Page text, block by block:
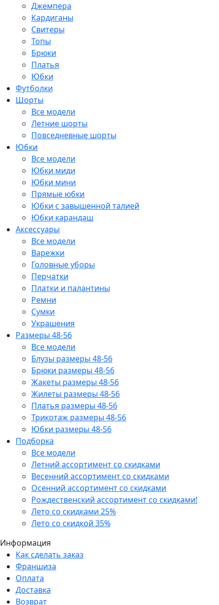
Джемпера
Кардиганы
Свитеры
Топы
Брюки
Платья
Юбки
Футболки
Шорты
Все модели
Летние шорты
Повседневные шорты
Юбки
Все модели
Юбки миди
Юбки мини
Прямые юбки
Юбки с завышенной талией
Юбки карандаш
Аксессуары
Все модели
Варежки
Головные уборы
Перчатки
Платки и палантины
Ремни
Сумки
Украшения
Размеры 48-56
Все модели
Блузы размеры 48-56
Брюки размеры 48-56
Жакеты размеры 48-56
Жилеты размеры 48-56
Платья размеры 48-56
Трикотаж размеры 48-56
Юбки размеры 48-56
Подборка
Все модели
Летний ассортимент со скидками
Весенний ассортимент со скидками
Осенний ассортимент со скидками
Рождественский ассортимент со скидками!
Лето со скидками 25%
Лето со скидкой 35%
Информация
Как сделать заказ
Франшиза
Оплата
Доставка
Возврат